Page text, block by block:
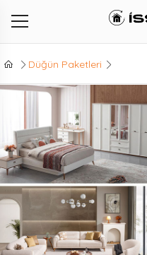
Düğün Paketleri